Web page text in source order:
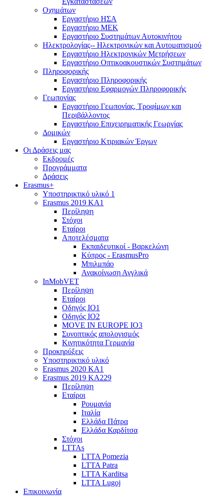
Οχημάτων
Εργαστήριο ΗΣΑ
Εργαστήριο ΜΕΚ
Εργαστήριο Συστημάτων Αυτοκινήτου
Ηλεκτρολογίας-- Ηλεκτρονικών και Αυτοματισμού
Εργαστήριο Ηλεκτρονικών Μετρήσεων
Εργαστήριο Οπτικοακουστικών Συστημάτων
Πληροφορικής
Εργαστήριο Πληροφορικής
Εργαστήριο Εφαρμογών Πληροφορικής
Γεωπονίας
Εργαστήριο Γεωπονίας, Τροφίμων και
Περιβάλλοντος
Εργαστήριο Επιχειρηματικής Γεωργίας
Δομικών
Εργαστήριο Κτιριακών Έργων
Οι Δράσεις μας
Εκδρομές
Προγράμματα
Δράσεις
Erasmus+
Υποστηρικτικό υλικό 1
Erasmus 2019 KA1
Περίληψη
Στόχοι
Εταίροι
Αποτελέσματα
Εκπαιδευτικοί - Βαρκελώνη
Κύπρος - ErasmusPro
Μπιλμπάο
Ανακοίνωση Αγγλικά
InMobVET
Περίληψη
Εταίροι
Οδηγός ΙΟ1
Οδηγός ΙΟ2
MOVE IN EUROPE IO3
Συνοπτικός απολογισμός
Κινητικότητα Γερμανία
Προκηρύξεις
Υποστηρικτικό υλικό
Erasmus 2020 KA1
Erasmus 2019 KA229
Περίληψη
Εταίροι
Ρουμανία
Ιταλία
Ελλάδα Πάτρα
Ελλάδα Καρδίτσα
Στόχοι
LTTAs
LTTA Pomezia
LTTA Patra
LTTA Karditsa
LTTA Lugoj
Επικοινωνία